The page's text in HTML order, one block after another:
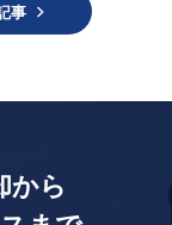
事
から